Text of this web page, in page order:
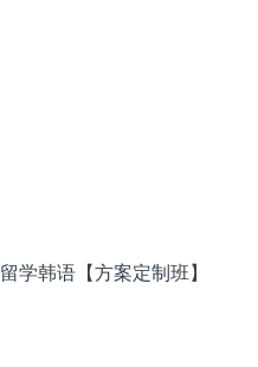
留学韩语【方案定制班】